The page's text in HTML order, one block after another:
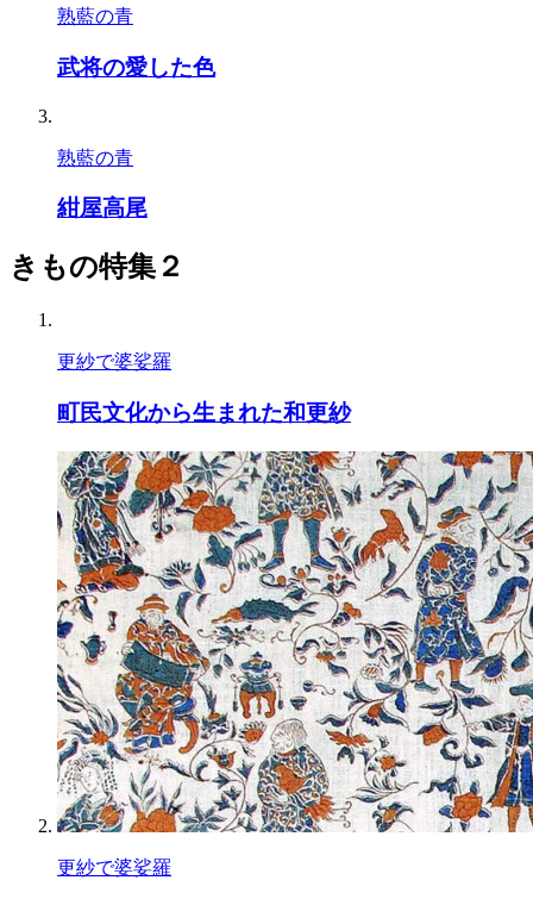
熟藍の青
武将の愛した色
熟藍の青
紺屋高尾
きもの特集２
更紗で婆娑羅
町民文化から生まれた和更紗
更紗で婆娑羅